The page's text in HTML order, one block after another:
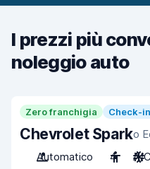
I prezzi più
noleggio auto
Zero franchigia Check-
Chevrolet Sparko
Automatico
4 A/C